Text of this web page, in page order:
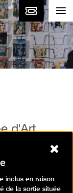
d'Art
inclus en raison
de la sortie située